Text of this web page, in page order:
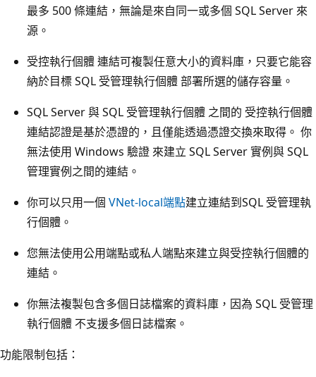
最多 500 條連結，無論是來自同一或多個 SQL Server 來
源。
受控執行個體 連結可複製任意大小的資料庫，只要它能容
納於目標 SQL 受管理執行個體 部署所選的儲存容量。
SQL Server 與 SQL 受管理執行個體 之間的 受控執行個體
連結認證是基於憑證的，且僅能透過憑證交換來取得。 你
無法使用 Windows 驗證 來建立 SQL Server 實例與 SQL
管理實例之間的連結。
你可以只用一個 VNet-local端點建立連結到SQL 受管理執
行個體。
您無法使用公用端點或私人端點來建立與受控執行個體的
連結。
你無法複製包含多個日誌檔案的資料庫，因為 SQL 受管理
執行個體 不支援多個日誌檔案。
功能限制包括：